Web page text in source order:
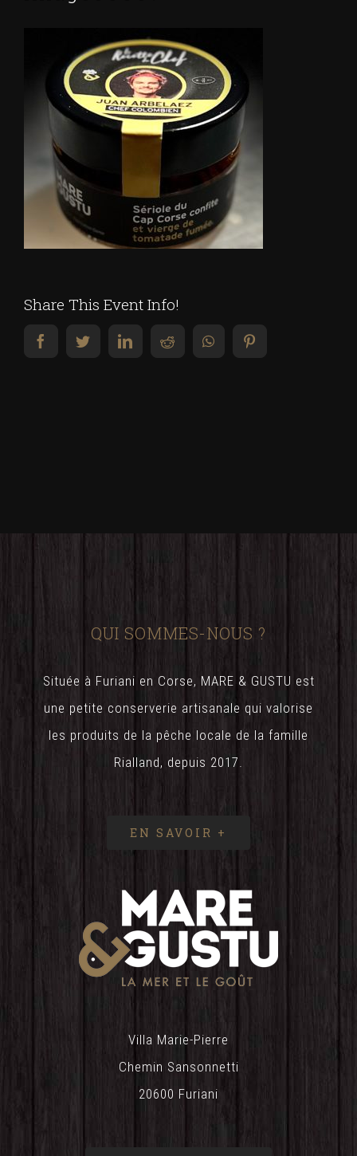
Share This Event Info!
QUI SOMMES-NOUS ?
Située à Furiani en Corse, MARE & GUSTU est
une petite conserverie artisanale qui valorise
les produits de la pêche locale de la famille
Rialland, depuis 2017.
EN SAVOIR +
Villa Marie-Pierre
Chemin Sansonnetti
20600 Furiani